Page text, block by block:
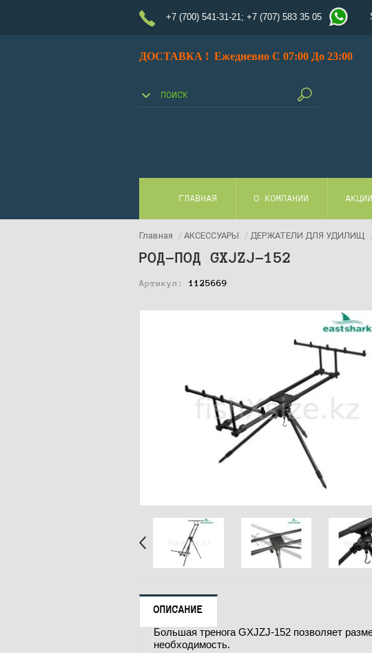
+7 (700) 541-31-21; +7 (707) 583 35 05
ДОСТАВКА ! Ежедневно С 07:00 До 23:00
ГЛАВНАЯ О КОМПАНИИ АКЦИИ
Главная / АКСЕССУАРЫ / ДЕРЖАТЕЛИ ДЛЯ УДИЛИЩ
РОД-ПОД GXJZJ-152
Артикул: 1125669
ОПИСАНИЕ
Большая тренога GXJZJ-152 позволяет
необходимость.